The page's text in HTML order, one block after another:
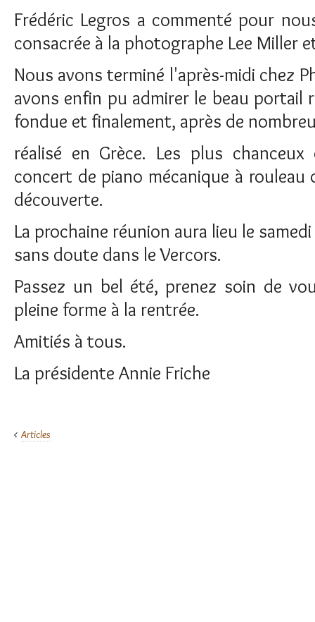
Frédéric Legros a commenté pour
consacrée à la photographe Lee Miller
Nous avons terminé l'après-midi chez
avons enfin pu admirer le beau portail
fondue et finalement, après de
réalisé en Grèce. Les plus
concert de piano mécanique à
découverte.
La prochaine réunion aura lieu le
sans doute dans le Vercors.
Passez un bel été, prenez soin de
pleine forme à la rentrée.
Amitiés à tous.
La présidente Annie Friche
Articles